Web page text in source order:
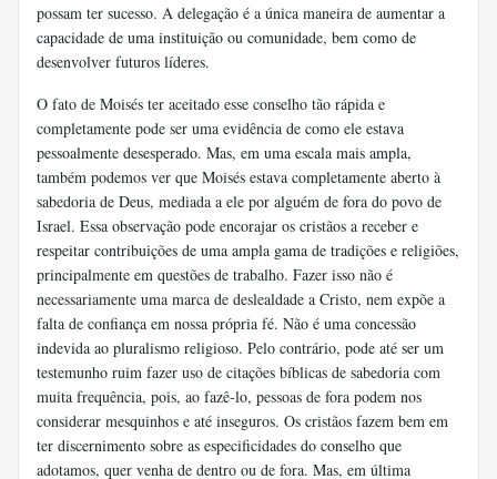
possam ter sucesso. A delegação é a única maneira de aumentar a
capacidade de uma instituição ou comunidade, bem como de
desenvolver futuros líderes.
O fato de Moisés ter aceitado esse conselho tão rápida e
completamente pode ser uma evidência de como ele estava
pessoalmente desesperado. Mas, em uma escala mais ampla,
também podemos ver que Moisés estava completamente aberto à
sabedoria de Deus, mediada a ele por alguém de fora do povo de
Israel. Essa observação pode encorajar os cristãos a receber e
respeitar contribuições de uma ampla gama de tradições e religiões,
principalmente em questões de trabalho. Fazer isso não é
necessariamente uma marca de deslealdade a Cristo, nem expõe a
falta de confiança em nossa própria fé. Não é uma concessão
indevida ao pluralismo religioso. Pelo contrário, pode até ser um
testemunho ruim fazer uso de citações bíblicas de sabedoria com
muita frequência, pois, ao fazê-lo, pessoas de fora podem nos
considerar mesquinhos e até inseguros. Os cristãos fazem bem em
ter discernimento sobre as especificidades do conselho que
adotamos, quer venha de dentro ou de fora. Mas, em última